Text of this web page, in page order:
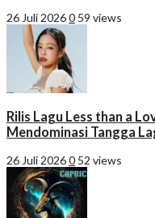
26 Juli 20260 59 views
Rilis Lagu Less than a
Mendominasi Tangga
26 Juli 20260 52 views